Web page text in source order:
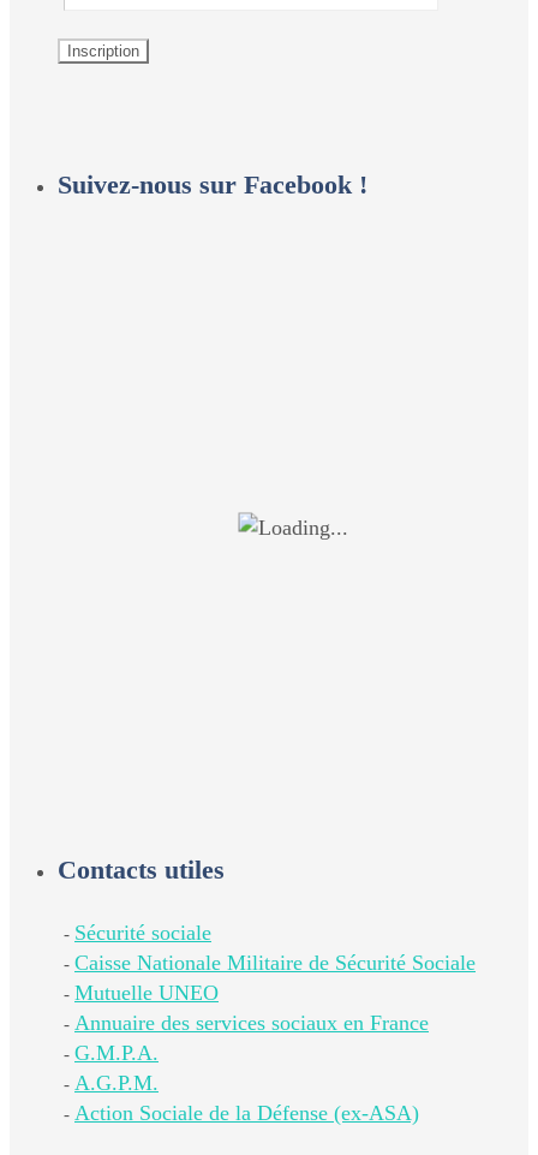
Suivez-nous sur Facebook !
Contacts utiles
- Sécurité sociale
- Caisse Nationale Militaire de Sécurité Sociale
- Mutuelle UNEO
- Annuaire des services sociaux en France
- G.M.P.A.
- A.G.P.M.
- Action Sociale de la Défense (ex-ASA)